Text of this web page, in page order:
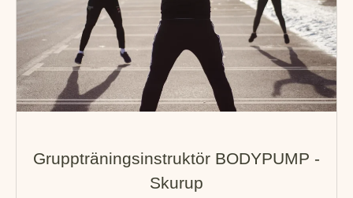
Gruppträningsinstruktör BODYPUMP -
Skurup